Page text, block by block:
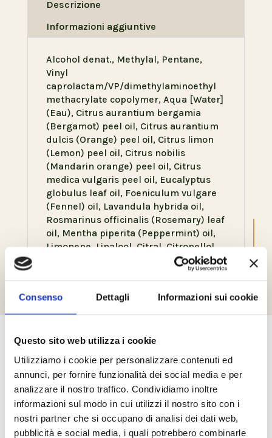
Consenso Dettagli Informazioni sui cookie
Questo sito web utilizza i cookie
Utilizziamo i cookie per personalizzare contenuti ed
annunci, per fornire funzionalità dei social media e per
analizzare il nostro traffico. Condividiamo inoltre
informazioni sul modo in cui utilizzi il nostro sito con i
nostri partner che si occupano di analisi dei dati web,
pubblicità e social media, i quali potrebbero combinarle
Descrizione
Informazioni aggiuntive
Alcohol denat., Methylal, Pentane,
Vinyl
caprolactam/VP/dimethylaminoethyl
methacrylate copolymer, Aqua [Water]
(Eau), Citrus aurantium bergamia
(Bergamot) peel oil, Citrus aurantium
dulcis (Orange) peel oil, Citrus limon
(Lemon) peel oil, Citrus nobilis
(Mandarin orange) peel oil, Citrus
medica vulgaris peel oil, Eucalyptus
globulus leaf oil, Foeniculum vulgare
(Fennel) oil, Lavandula hybrida oil,
Rosmarinus officinalis (Rosemary) leaf
oil, Mentha piperita (Peppermint) oil,
Limonene, Linalool, Citral, Citronellol,
Prodotti correlati